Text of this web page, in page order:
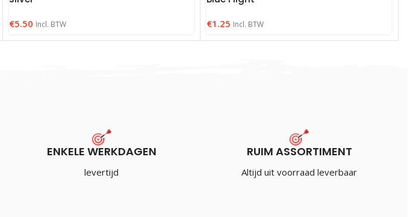
€5.50 Incl. BTW €1.25 Incl. BTW
ENKELE WERKDAGEN
levertijd
RUIM ASSORTIMENT
Altijd uit voorraad leverbaar